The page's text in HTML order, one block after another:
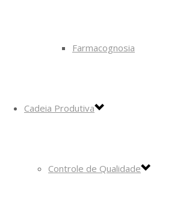
Farmacognosia
Cadeia Produtiva
Controle de Qualidade